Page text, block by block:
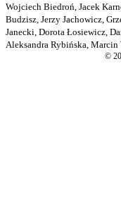
Wojciech Biedroń, Jacek
Budzisz, Jerzy Jachowicz,
Janecki, Dorota Łosiewicz,
Aleksandra Rybińska, Marcin
©